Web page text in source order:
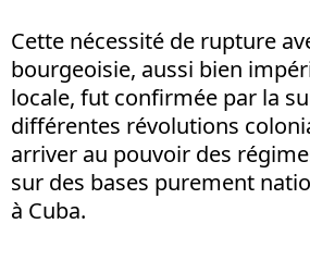
Cette nécessité de rupture
bourgeoisie, aussi bien
locale, fut confirmée par la
différentes révolutions
arriver au pouvoir des
sur des bases purement
à Cuba.